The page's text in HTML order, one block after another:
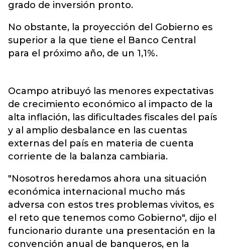
grado de inversión pronto.
No obstante, la proyección del Gobierno es
superior a la que tiene el Banco Central
para el próximo año, de un 1,1%.
Ocampo atribuyó las menores expectativas
de crecimiento económico al impacto de la
alta inflación, las dificultades fiscales del país
y al amplio desbalance en las cuentas
externas del país en materia de cuenta
corriente de la balanza cambiaria.
"Nosotros heredamos ahora una situación
económica internacional mucho más
adversa con estos tres problemas vivitos, es
el reto que tenemos como Gobierno", dijo el
funcionario durante una presentación en la
convención anual de banqueros, en la